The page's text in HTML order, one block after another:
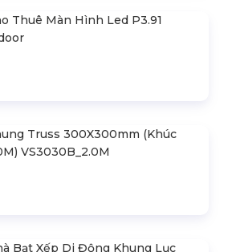
Thuê Màn Hình Led P3.91
Truss 300X300mm (Khúc
VS3030B_2.0M
Bạt Xếp Di Động Khung Lục